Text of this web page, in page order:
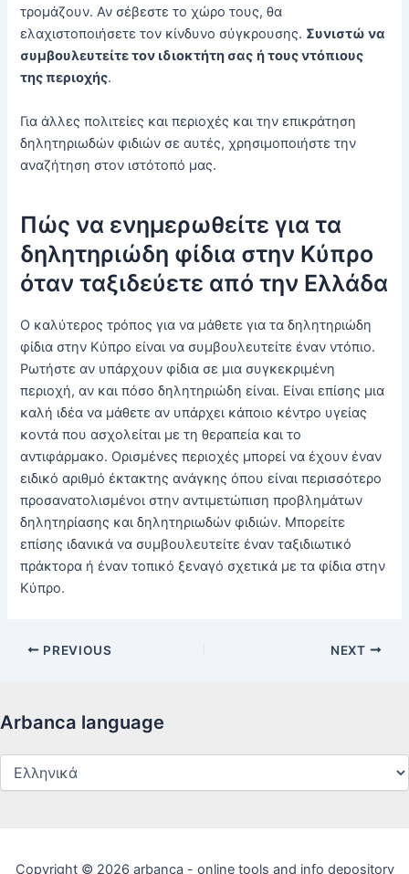
τρομάζουν. Αν σέβεστε το χώρο τους, θα
ελαχιστοποιήσετε τον κίνδυνο σύγκρουσης. Συνιστώ να
συμβουλευτείτε τον ιδιοκτήτη σας ή τους ντόπιους
της περιοχής.
Για άλλες πολιτείες και περιοχές και την επικράτηση
δηλητηριωδών φιδιών σε αυτές, χρησιμοποιήστε την
αναζήτηση στον ιστότοπό μας.
Πώς να ενημερωθείτε για τα
δηλητηριώδη φίδια στην Κύπρο
όταν ταξιδεύετε από την Ελλάδα
Ο καλύτερος τρόπος για να μάθετε για τα δηλητηριώδη
φίδια στην Κύπρο είναι να συμβουλευτείτε έναν ντόπιο.
Ρωτήστε αν υπάρχουν φίδια σε μια συγκεκριμένη
περιοχή, αν και πόσο δηλητηριώδη είναι. Είναι επίσης μια
καλή ιδέα να μάθετε αν υπάρχει κάποιο κέντρο υγείας
κοντά που ασχολείται με τη θεραπεία και το
αντιφάρμακο. Ορισμένες περιοχές μπορεί να έχουν έναν
ειδικό αριθμό έκτακτης ανάγκης όπου είναι περισσότερο
προσανατολισμένοι στην αντιμετώπιση προβλημάτων
δηλητηρίασης και δηλητηριωδών φιδιών. Μπορείτε
επίσης ιδανικά να συμβουλευτείτε έναν ταξιδιωτικό
πράκτορα ή έναν τοπικό ξεναγό σχετικά με τα φίδια στην
Κύπρο.
Post
PREVIOUS NEXT
Arbanca language
language
Copyright © 2026 arbanca - online tools and info depository